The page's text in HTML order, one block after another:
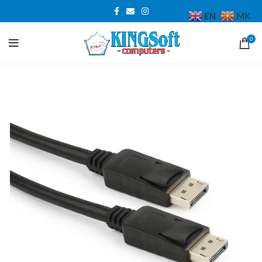
0
EN MK